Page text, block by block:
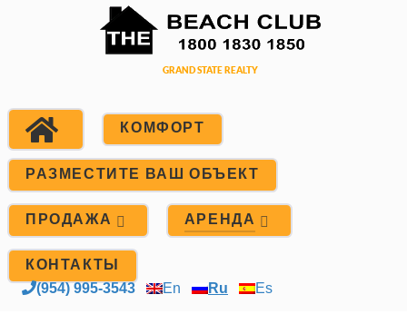
КОМФОРТ
РАЗМЕСТИТЕ ВАШ ОБЪЕКТ
ПРОДАЖА АРЕНДА
КОНТАКТЫ
(954) 995-3543 En Ru Es